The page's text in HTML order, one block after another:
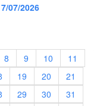
07/2026
8 9 10
11
19 20
21
29 30
31